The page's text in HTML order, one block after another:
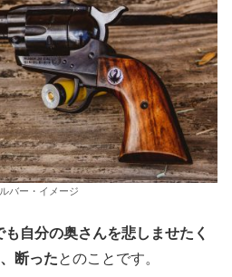
バー・イメージ
も自分の奥さんを悲しませたく
断ったとのことです。